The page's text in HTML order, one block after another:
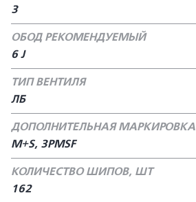
3
ОБОД РЕКОМЕНДУЕМЫЙ
6 J
ТИП ВЕНТИЛЯ
ЛБ
ДОПОЛНИТЕЛЬНАЯ МАРКИРОВКА
M+S, 3PMSF
КОЛИЧЕСТВО ШИПОВ, ШТ
162